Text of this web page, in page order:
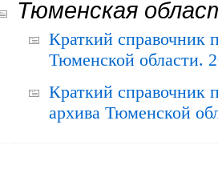
Тюменская
Краткий справочник
Тюменской области.
Краткий справочник
архива Тюменской